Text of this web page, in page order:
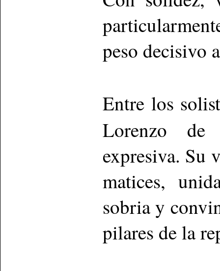
peso decisivo
Entre los
Lorenzo de
expresiva. Su
matices,
sobria y
pilares de la